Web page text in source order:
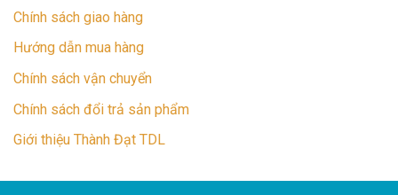
Chính sách giao hàng
Hướng dẫn mua hàng
Chính sách vận chuyển
Chính sách đổi trả sản phẩm
Giới thiệu Thành Đạt TDL